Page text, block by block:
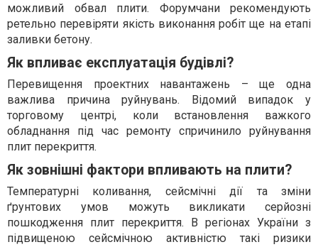
можливий обвал плити. Форумчани рекомендують
ретельно перевіряти якість виконання робіт ще на етапі
заливки бетону.
Як впливає експлуатація будівлі?
Перевищення проектних навантажень – ще одна
важлива причина руйнувань. Відомий випадок у
торговому центрі, коли встановлення важкого
обладнання під час ремонту спричинило руйнування
плит перекриття.
Як зовнішні фактори впливають на плити?
Температурні коливання, сейсмічні дії та зміни
ґрунтових умов можуть викликати серйозні
пошкодження плит перекриття. В регіонах України з
підвищеною сейсмічною активністю такі ризики